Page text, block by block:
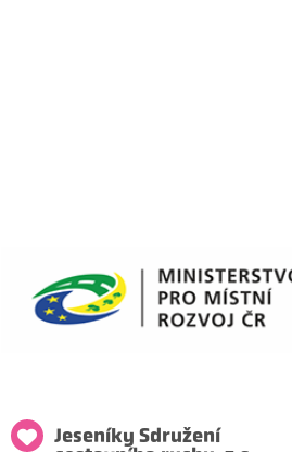
Jeseníky Sdružení